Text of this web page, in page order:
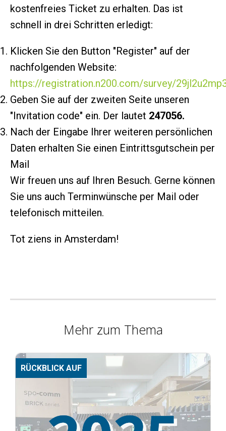
kostenfreies Ticket zu erhalten. Das ist
schnell in drei Schritten erledigt:
Klicken Sie den Button "Register" auf der
nachfolgenden Website:
https://registration.n200.com/survey/
Geben Sie auf der zweiten Seite unseren
"Invitation code" ein. Der lautet 247056.
Nach der Eingabe Ihrer weiteren persönlichen
Daten erhalten Sie einen Eintrittsgutschein per
Mail
Wir freuen uns auf Ihren Besuch. Gerne können
Sie uns auch Terminwünsche per Mail oder
telefonisch mitteilen.
Tot ziens in Amsterdam!
Mehr zum Thema
RÜCKBLICK AUF